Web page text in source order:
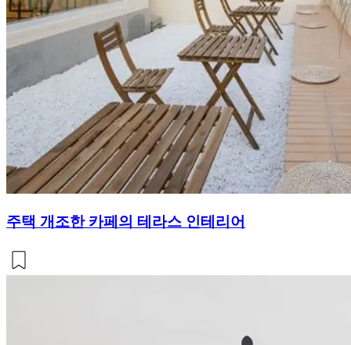
주택 개조한 카페의 테라스 인테리어